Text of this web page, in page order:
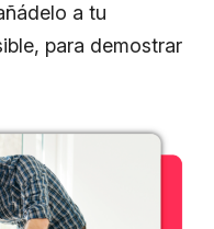
a tu
para demostrar